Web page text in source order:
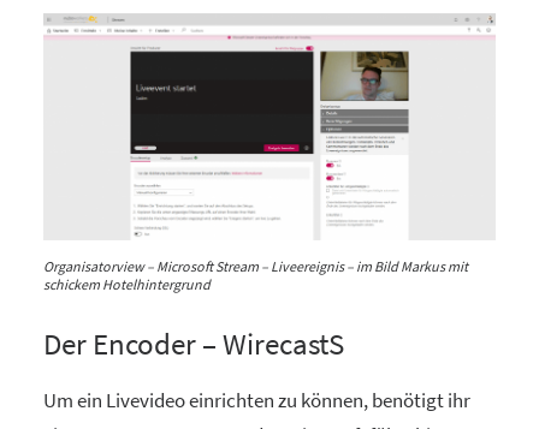
Organisatorview – Microsoft Stream – Liveereignis – im Bild Markus mit
schickem Hotelhintergrund
Der Encoder – WirecastS
Um ein Livevideo einrichten zu können, benötigt ihr